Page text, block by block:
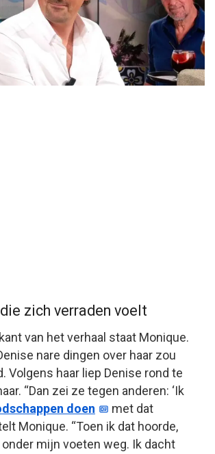
zich verraden voelt
van het verhaal staat Monique.
nare dingen over haar zou
Volgens haar liep Denise rond te
“Dan zei ze tegen anderen: ‘Ik
doen
met dat
Monique. “Toen ik dat hoorde,
mijn voeten weg. Ik dacht